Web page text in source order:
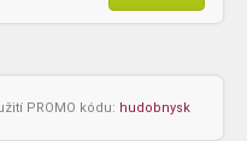
PROMO kódu: hudobnysk